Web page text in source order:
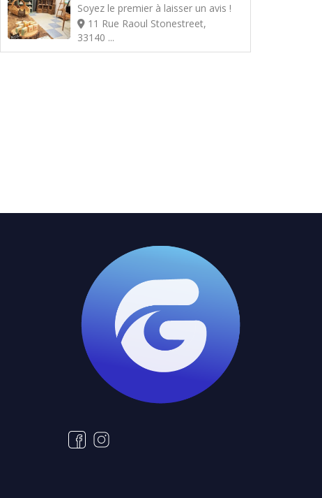
Soyez le premier à laisser un avis !
11 Rue Raoul Stonestreet,
33140 ...